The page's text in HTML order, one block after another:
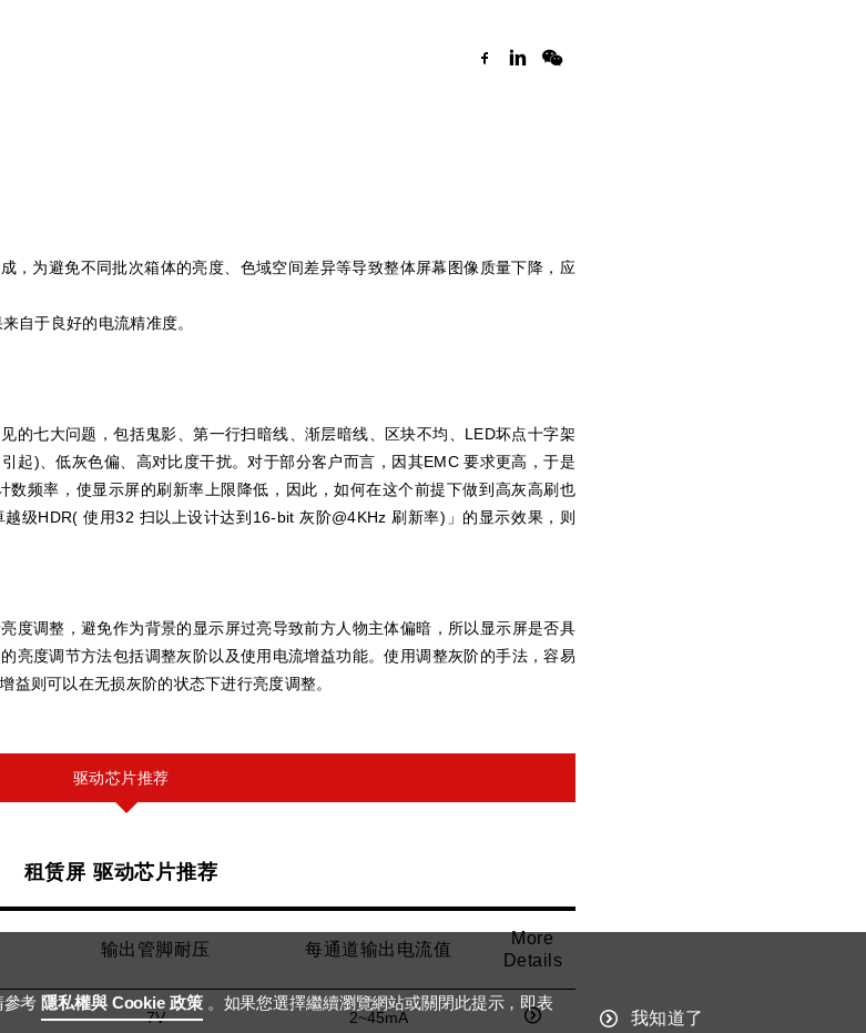
，为避免不同批次箱体的亮度、色域空间差异等导致整体屏幕图像质量下降，应
自于良好的电流精准度。
的七大问题，包括鬼影、第一行扫暗线、渐层暗线、区块不均、LED坏点十字架
起)、低灰色偏、高对比度干扰。对于部分客户而言，因其EMC 要求更高，于是
数频率，使显示屏的刷新率上限降低，因此，如何在这个前提下做到高灰高刷也
级HDR( 使用32 扫以上设计达到16-bit 灰阶@4KHz 刷新率)」的显示效果，则
度调整，避免作为背景的显示屏过亮导致前方人物主体偏暗，所以显示屏是否具
亮度调节方法包括调整灰阶以及使用电流增益功能。使用调整灰阶的手法，容易
益则可以在无损灰阶的状态下进行亮度调整。
驱动芯片推荐
租赁屏 驱动芯片推荐
输出管脚耐压 每通道输出电流值
More
Details
7V 2~45mA
參考 隱私權與 Cookie 政策 。如果您選擇繼續瀏覽網站或關閉此提示，即表
我知道了